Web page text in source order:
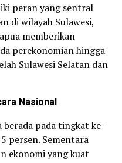
peran yang sentral
di wilayah Sulawesi,
memberikan
perekonomian hingga
Sulawesi Selatan dan
Nasional
berada pada tingkat ke-
persen. Sementara
ekonomi yang kuat